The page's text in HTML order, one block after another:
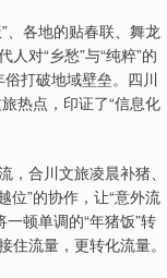
、各地的贴春联、舞龙
对“乡愁”与“纯粹”的
打破地域壁垒。四川
热点，印证了“信息化
合川文旅凌晨补猪、
位”的协作，让“意外流
顿单调的“年猪饭”转
流量，更转化流量。